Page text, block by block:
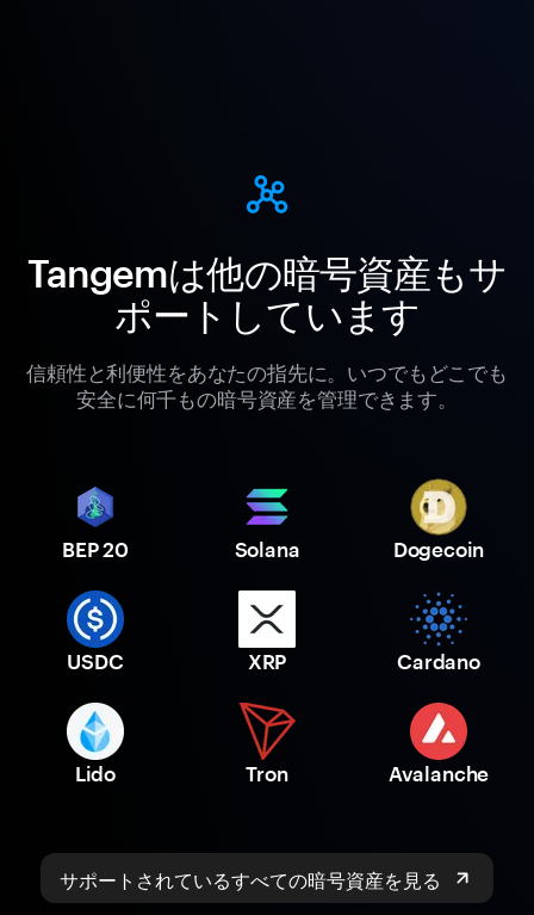
Tangemは他の暗号資産もサ
ポートしています
信頼性と利便性をあなたの指先に。いつでもどこでも
安全に何千もの暗号資産を管理できます。
BEP 20 Solana Dogecoin
USDC XRP Cardano
Lido Tron Avalanche
サポートされているすべての暗号資産を見る